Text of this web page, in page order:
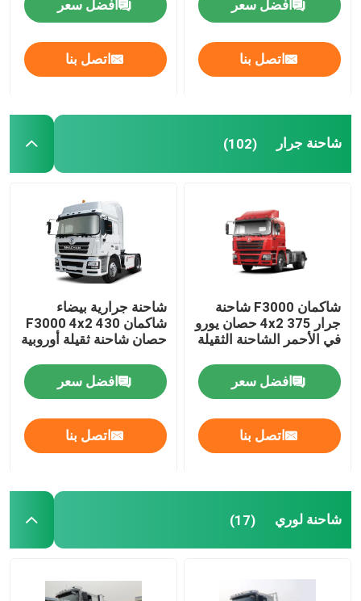
افضل سعر
اتصل بنا
افضل سعر
اتصل بنا
شاحنة جرار (102)
شاكمان F3000 شاحنة
جرار 4x2 375 حصان يورو
في الأحمر الشاحنة الثقيلة
افضل سعر
اتصل بنا
شاحنة جرارية بيضاء
شاكمان F3000 4x2 430
حصان شاحنة ثقيلة أوروبية
افضل سعر
اتصل بنا
شاحنة لوري (17)